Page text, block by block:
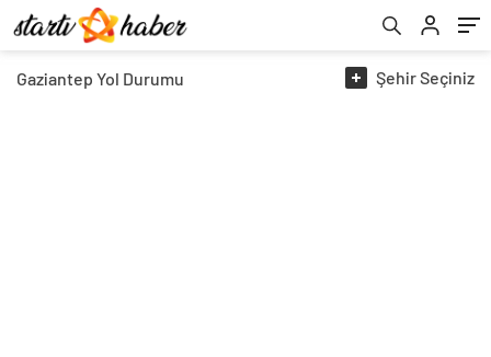
Gaziantep Yol Durumu ŞehirSeçiniz